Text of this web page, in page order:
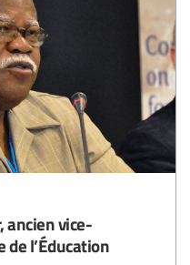
ancien vice-
l’Éducation